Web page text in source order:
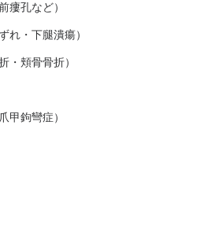
瘻孔など）
れ・下腿潰瘍）
・頬骨骨折）
甲鉤彎症）